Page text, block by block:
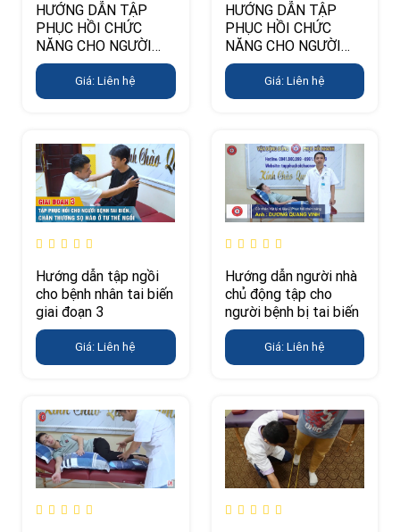
HƯỚNG DẪN TẬP
PHỤC HỒI CHỨC
NĂNG CHO NGƯỜI
TAI BIẾN, CHẤN
THƯƠNG SỌ NÃO Ở
GIAI ĐOẠN 5 (TẬP ĐI)
Giá: Liên hệ
HƯỚNG DẪN TẬP
PHỤC HỒI CHỨC
NĂNG CHO NGƯỜI
TAI BIẾN, CHẤN
THƯƠNG SỌ NÃO Ở
GIAI ĐOẠN 4 (TẬP
Giá: Liên hệ
Hướng dẫn tập ngồi
cho bệnh nhân tai biến
giai đoạn 3
Giá: Liên hệ
Hướng dẫn người nhà
chủ động tập cho
người bệnh bị tai biến
Giá: Liên hệ